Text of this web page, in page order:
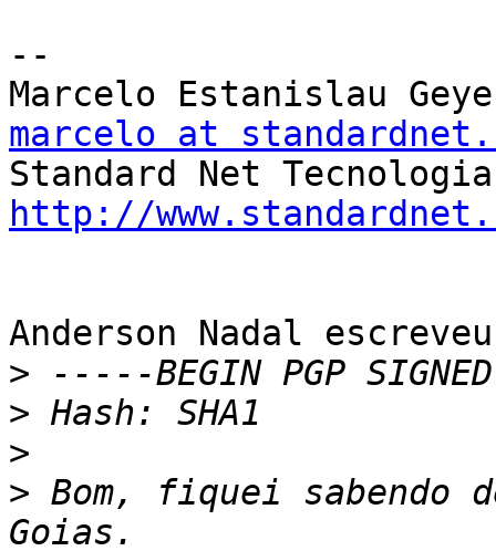
--
marcelo at
http://
Anderson Nadal
>
>
>
> Bom, fiquei sabendo